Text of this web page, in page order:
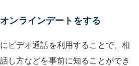
ンラインデートをする
ビデオ通話を利用することで、相
し方などを事前に知ることができ